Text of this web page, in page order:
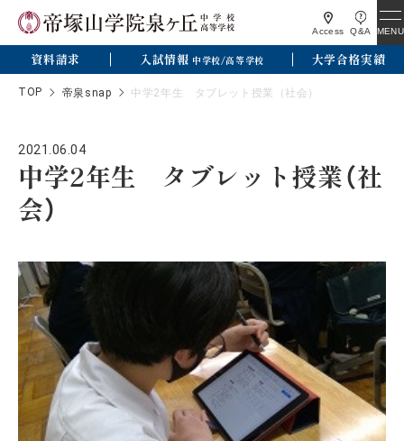
Access Q&A MENU
資料請求 入試情報 中学校/高等学校 大学合格実績
TOP 帝泉snap 中学2年生 タブレット授業（社会）
2021.06.04
中学2年生 タブレット授業（社
会）